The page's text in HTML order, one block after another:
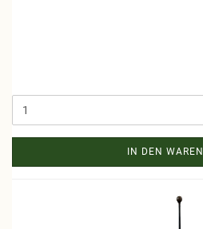
IN DEN